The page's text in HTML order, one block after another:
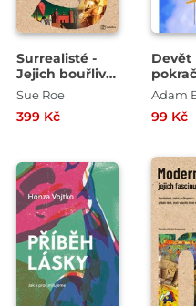
Surrealisté -
Jejich bouřlivé
osudy
Sue Roe
399 Kč
Devět
Adam
99 Kč